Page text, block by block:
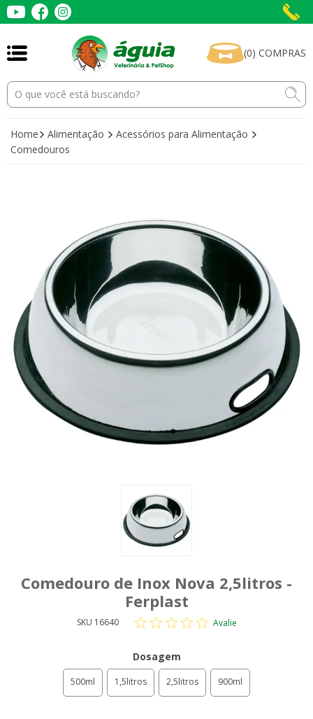
(0) COMPRAS
Home Alimentação
Acessórios para Alimentação
Comedouros
Comedouro de Inox Nova 2,5litros -
Ferplast
SKU 16640 Avalie
Dosagem
500ml 1,5litros 2,5litros 900ml